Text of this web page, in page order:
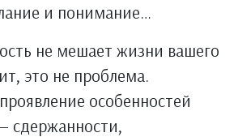
и понимание…
не мешает жизни вашего
это не проблема.
особенностей
сдержанности,